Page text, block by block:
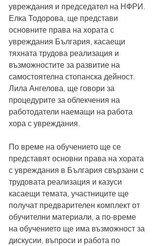
увреждания и председател на НФРИ.
Елка Тодорова, ще представи
основните права на хората с
увреждания България, касаещи
тяхната трудова реализация и
възможностите за развитие на
самостоятелна стопанска дейност.
Лила Ангелова, ще говори за
процедурите за облекчения на
работодатели наемащи на работа
хора с увреждания.
По време на обучението ще се
представят основни права на хората
с увреждания в България свързани с
трудовата реализация и казуси
касаещи темата, участниците ще
получат предварителен комплект от
обучителни материали, а по-време
на обучението ще има възможност за
дискусии, въпроси и работа по